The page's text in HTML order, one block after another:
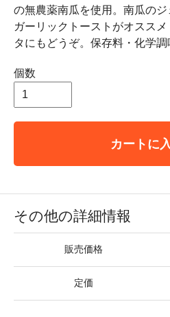
の無農薬南瓜を使用。南瓜のジ
ガーリックトーストがオスス
タにもどうぞ。保存料・化学調
個数
カートに
その他の詳細情報
販売価格
定価